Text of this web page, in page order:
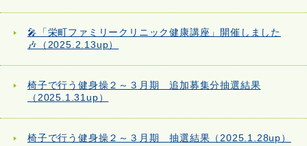
🎤「栄町ファミリークリニック健康講座」開催しました
🎶（2025.2.13up）
椅子で行う健身操２～３月期 追加募集分抽選結果
（2025.1.31up）
椅子で行う健身操２～３月期 抽選結果（2025.1.28up）